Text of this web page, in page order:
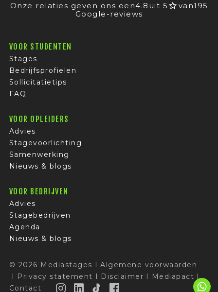
Onze relaties geven ons een4.8 uit 5 van195
Google-reviews
VOOR STUDENTEN
Stages
Bedrijfsprofielen
Sollicitatietips
FAQ
VOOR OPLEIDERS
Advies
Stagevoorlichting
Samenwerking
Nieuws & blogs
VOOR BEDRIJVEN
Advies
Stagebedrijven
Agenda
Nieuws & blogs
© 2026 Mediastages I Algemene voorwaarden
I Privacy statement I Disclaimer I Mediapact I
Contact